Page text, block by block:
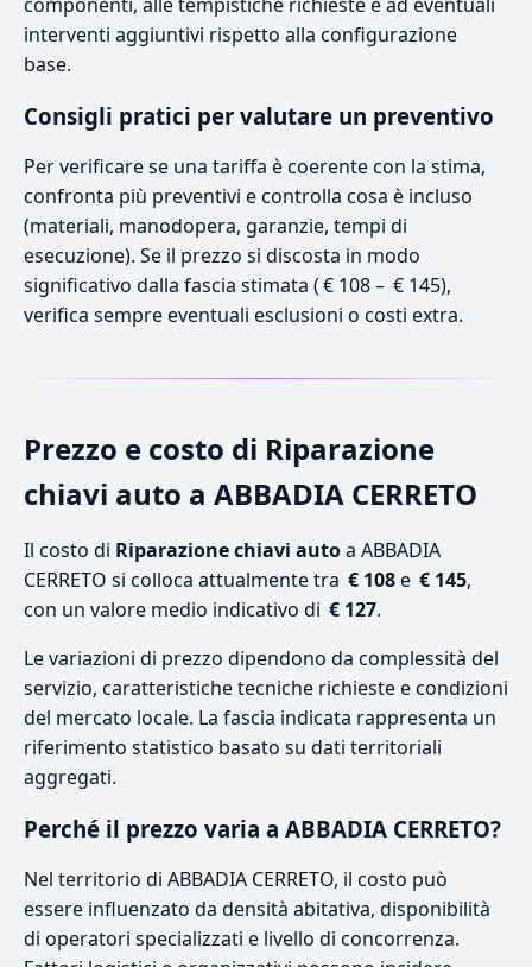
interventi aggiuntivi rispetto alla configurazione
base.
Consigli pratici per valutare un preventivo
Per verificare se una tariffa è coerente con la stima,
confronta più preventivi e controlla cosa è incluso
(materiali, manodopera, garanzie, tempi di
esecuzione). Se il prezzo si discosta in modo
significativo dalla fascia stimata ( € 108 – € 145),
verifica sempre eventuali esclusioni o costi extra.
Prezzo e costo di Riparazione
chiavi auto a ABBADIA CERRETO
Il costo di Riparazione chiavi autoa ABBADIA
CERRETO si colloca attualmente tra € 108e € 145,
con un valore medio indicativo di € 127.
Le variazioni di prezzo dipendono da complessità del
servizio, caratteristiche tecniche richieste e condizioni
del mercato locale. La fascia indicata rappresenta un
riferimento statistico basato su dati territoriali
aggregati.
Perché il prezzo varia a ABBADIA CERRETO?
Nel territorio di ABBADIA CERRETO, il costo può
essere influenzato da densità abitativa, disponibilità
di operatori specializzati e livello di concorrenza.